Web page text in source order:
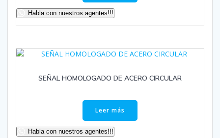
Habla con nuestros agentes!!!
SEÑAL HOMOLOGADO DE ACERO CIRCULAR
Leer más
Habla con nuestros agentes!!!